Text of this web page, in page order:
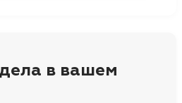
в вашем